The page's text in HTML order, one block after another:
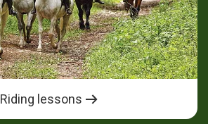
Riding lessons